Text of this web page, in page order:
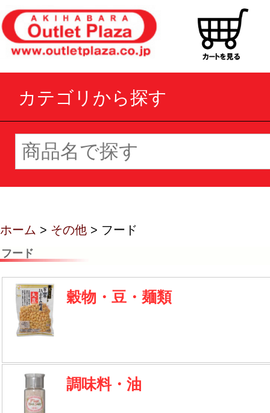
カテゴリから探す
ホーム > その他 > フード
フード
穀物・豆・麺類
調味料・油